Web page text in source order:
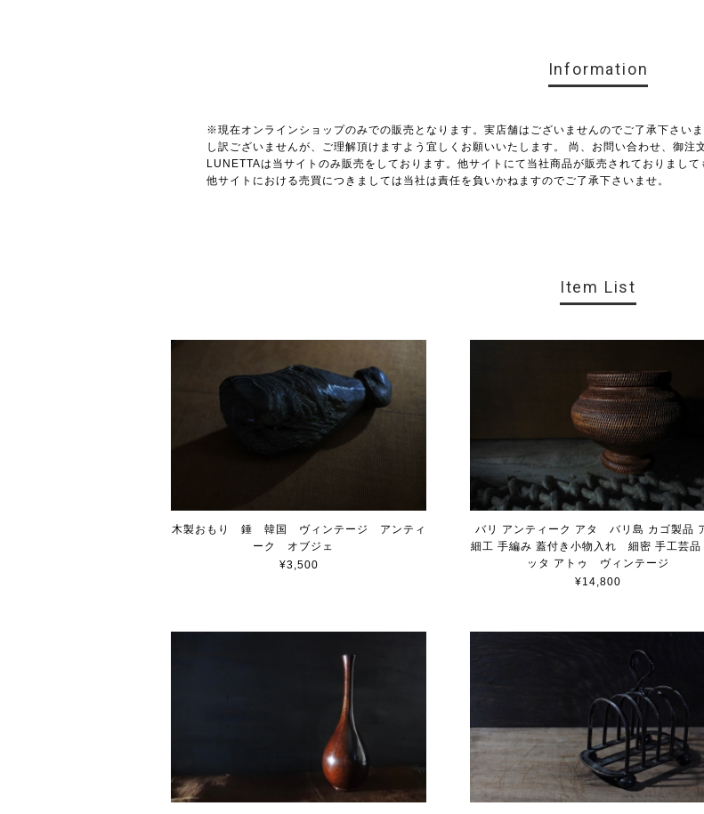
Information
※現在オンラインショップのみでの販売となります。実店舗はございませんのでご了承下さい
し訳ございませんが、ご理解頂けますよう宜しくお願いいたします。 尚、お問い合わせ、御
LUNETTAは当サイトのみ販売をしております。他サイトにて当社商品が販売されておりまし
他サイトにおける売買につきましては当社は責任を負いかねますのでご了承下さいませ。
Item List
木製おもり 錘 韓国 ヴィンテージ アンティ
ーク オブジェ
¥3,500
バリ アンティーク アタ バリ島 カゴ製品
細工 手編み 蓋付き小物入れ 細密 手工芸
ッタ アトゥ ヴィンテージ
¥14,800